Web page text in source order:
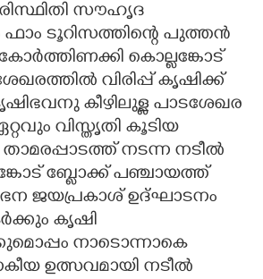
സൗഹൃദ
ഫാം ടൂറിസത്തിന്റെ പുത്തൻ
കൊല്ലങ്കോട്
വിരിപ്പ് കൃഷിക്ക്
കീഴിലുള്ള പാടശേഖര
വിസ്തൃതി കൂടിയ
താമരപ്പാടത്ത് നടന്ന നടീൽ
ബ്ലോക്ക് പഞ്ചായത്ത്
ജയപ്രകാശ് ഉദ്ഘാടനം
കൃഷി
നാടൊന്നാകെ
ഉത്സവമായി നടീൽ